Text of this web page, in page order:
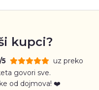
kupci?
/5
uz preko
govori sve.
od dojmova! ❤️